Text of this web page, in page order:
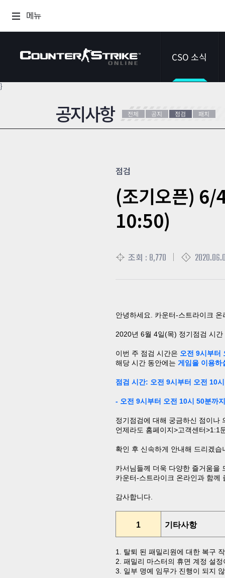
메뉴
CSO 소식
이벤트
}
공지사항 전체 공지 점검 패치
점검
(조기오픈) 6/
10:50)
조회 : 8,770
안녕하세요 카운터-스트라이크 온
2020년 6월 4일(목) 정기점검 시
이번 주 점검 시간은 오전 9시부터
해당 시간 동안에는 게임을 이용하
점검 시간: 오전 9시부터 오전 10
- 오전 9시부터 오전 10시 50분까지
정기점검에 대해 궁금하신 점이나
언제라도 홈페이지>고객센터>1:1
확인 후 신속하게 안내해 드리겠습
카서님들께 더욱 다양한 즐거움을
카운터-스트라이크 온라인과 함께
감사합니다
1 기타사항
1. 탈퇴 된 패밀리원에 대한 복구
2. 패밀리 마스터의 휴면 계정 설
3. 일부 명예 임무가 진행이 되지